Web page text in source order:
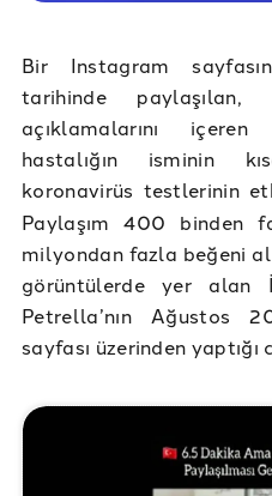
Bir Instagram
tarihinde
açıklamalarını
hastalığın isminin
koronavirüs testlerinin
Paylaşım 400 binden
milyondan fazla beğeni
görüntülerde yer alan
Petrella’nın Ağustos
sayfası üzerinden yaptığı